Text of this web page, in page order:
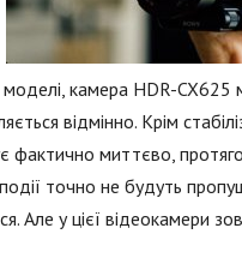
моделі, камера HDR-
відмінно. Крім
фактично миттєво,
точно не будуть
Але у цієї відеокамери